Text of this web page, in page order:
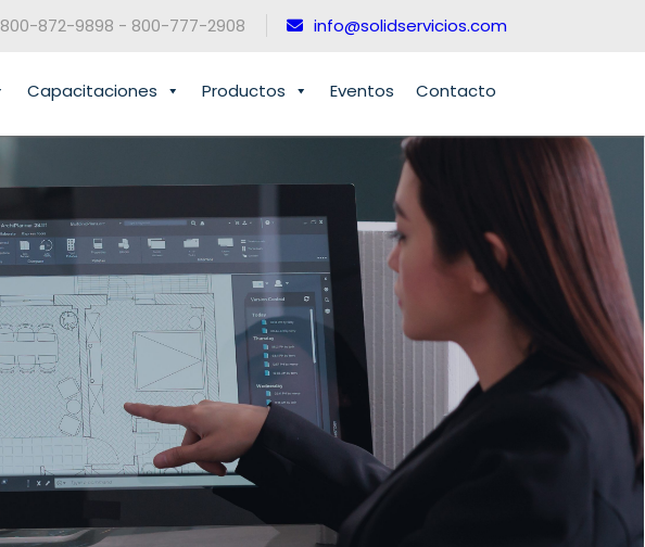
800-872-9898 - 800-777-2908 info@solidservicios.com
Capacitaciones Productos Eventos Contacto